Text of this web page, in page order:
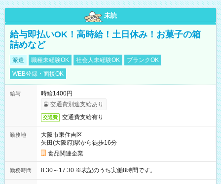
未読
給与即払いOK！高時給！土日休み！お菓子の箱
詰めなど
派遣 職種未経験OK 社会人未経験OK
ブランクOK
WEB登録・面接OK
給与
時給1400円
交通費別途支給あり
交通費 交通費支給有り
勤務地
大阪市東住吉区
矢田(大阪府)駅から徒歩16分
食品関連企業
勤務時間 8:30～17:30 ※表記のうち実働8時間です。